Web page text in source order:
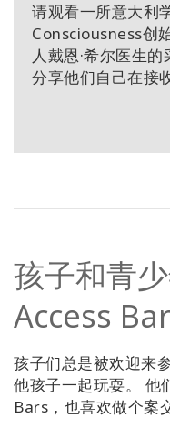
请观看一所意大利
Consciousness创
人戴恩·希尔医生
分享他们自己在接
孩子和青
Access
孩子们总是被欢迎来
他孩子一起玩耍。 他
Bars，也喜欢做个案